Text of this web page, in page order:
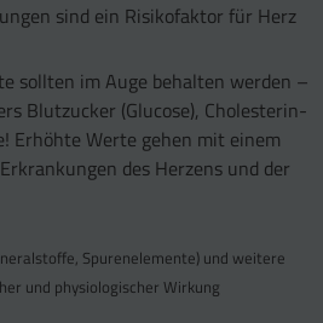
sind ein Risikofaktor für Herz
sollten im Auge behalten werden –
Blutzucker (Glucose), Cholesterin-
Erhöhte Werte gehen mit einem
des Herzens und der
Spurenelemente) und weitere
und physiologischer Wirkung